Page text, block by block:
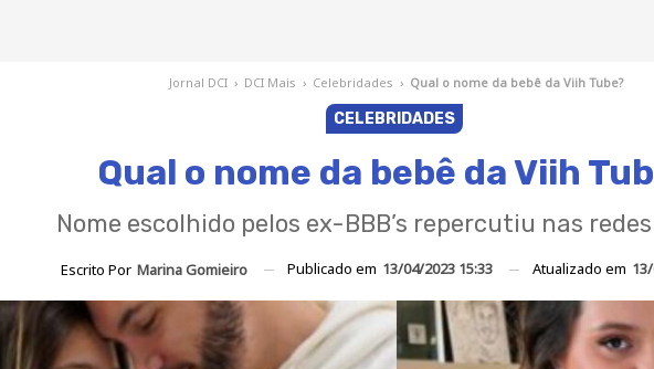
Jornal DCI › DCI Mais › Celebridades › Qual o nome da bebê da Viih Tube?
CELEBRIDADES
Qual o nome da bebê da Viih
Nome escolhido pelos ex-BBB’s repercutiu nas
Escrito Por Marina Gomieiro Publicado em 13/04/2023 15:33 Atualizado em